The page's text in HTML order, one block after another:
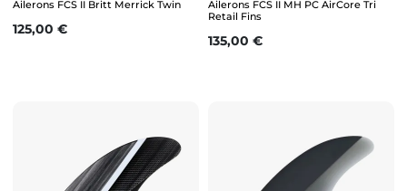
Ailerons FCS II Britt Merrick Twin
Prix
125,00 €
Ailerons FCS II MH PC AirCore Tri
Retail Fins
Prix
135,00 €